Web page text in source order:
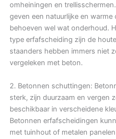
omheiningen en
geven een natuurlijke en
behoeven wel wat onderhoud.
type erfafscheiding zijn de
staanders hebben immers niet
vergeleken met beton.
2. Betonnen schuttingen:
sterk, zijn duurzaam en vergen
beschikbaar in verscheidene
Betonnen erfafscheidingen
met tuinhout of metalen